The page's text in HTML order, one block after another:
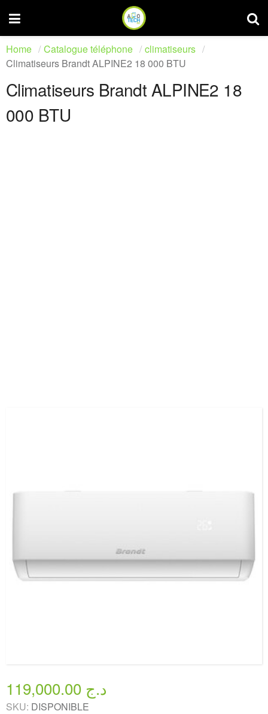
Home Catalogue téléphone
climatiseurs
Climatiseurs Brandt ALPINE2 18 000 BTU
Climatiseurs Brandt ALPINE2 18
000 BTU
119,000.00 د.ج
SKU: DISPONIBLE